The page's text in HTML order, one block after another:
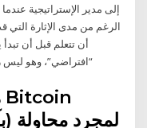
الرغم من مدى الإثارة التي
أن تتعلم قبل أن
“افتراضي”، وهو